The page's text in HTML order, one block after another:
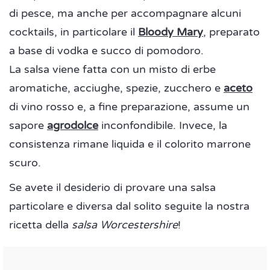
di pesce, ma anche per accompagnare alcuni
cocktails, in particolare il Bloody Mary, preparato
a base di vodka e succo di pomodoro.
La salsa viene fatta con un misto di erbe
aromatiche, acciughe, spezie, zucchero e aceto
di vino rosso e, a fine preparazione, assume un
sapore agrodolceinconfondibile. Invece, la
consistenza rimane liquida e il colorito marrone
scuro.
Se avete il desiderio di provare una salsa
particolare e diversa dal solito seguite la nostra
ricetta della salsa Worcestershire!